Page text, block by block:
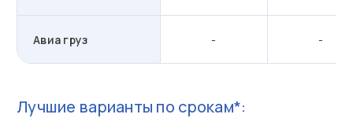
Авиа груз - -
Лучшие варианты по срокам*: